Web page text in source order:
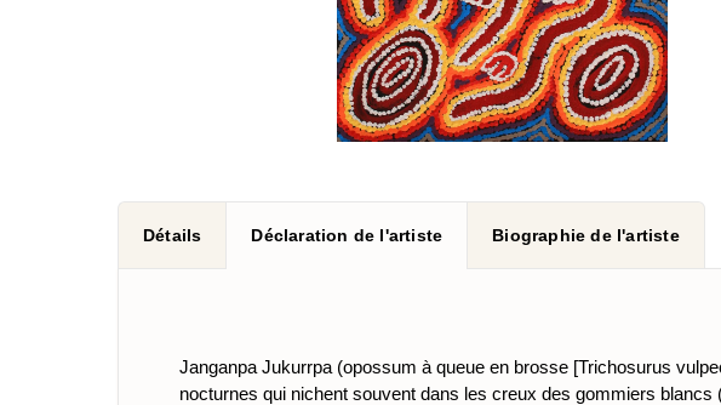
Détails Déclaration de l'artiste Biographie de l'artiste
Janganpa Jukurrpa (opossum à queue en brosse [Trichosurus
nocturnes qui nichent souvent dans les creux des gommiers